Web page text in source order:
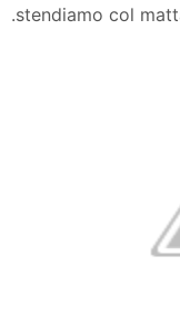
.stendiamo col